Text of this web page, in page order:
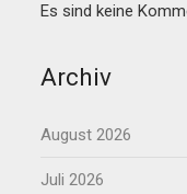
Es sind keine
Archiv
August 2026
Juli 2026